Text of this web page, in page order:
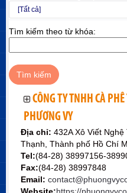
Tìm kiếm theo từ khóa:
CÔNG TY TNHH CÀ
PHƯƠNG VY
Địa chỉ: 432A Xô Viết
Thạnh, Thành phố Hồ Chí
Tel:(84-28) 38997156-
Fax:(84-28) 38997848
Email: